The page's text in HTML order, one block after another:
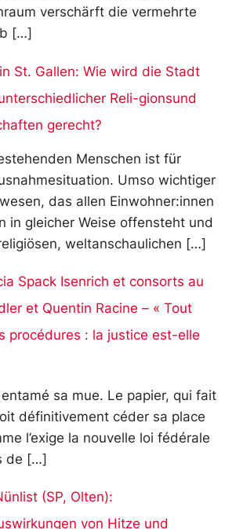
verschärft die vermehrte
[…]
St. Gallen: Wie wird die Stadt
Reli-gionsund
gerecht?
Menschen ist für
Umso wichtiger
das allen Einwohner:innen
in gleicher Weise offensteht und
weltanschaulichen […]
Spack Isenrich et consorts au
et Quentin Racine – « Tout
procédures : la justice est-elle
sa mue. Le papier, qui fait
définitivement céder sa place
l’exige la nouvelle loi fédérale
de […]
(SP, Olten):
von Hitze und